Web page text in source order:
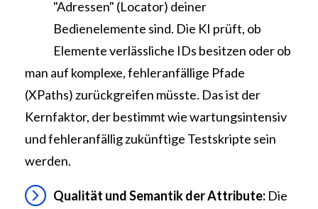
"Adressen" (Locator) deiner
Bedienelemente sind. Die KI prüft, ob
Elemente verlässliche IDs besitzen oder ob
man auf komplexe, fehleranfällige Pfade
(XPaths) zurückgreifen müsste. Das ist der
Kernfaktor, der bestimmt wie wartungsintensiv
und fehleranfällig zukünftige Testskripte sein
werden.
Qualität und Semantik der Attribute: Die